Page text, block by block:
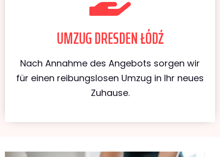
UMZUG DRESDEN ŁÓDŹ
Nach Annahme des Angebots sorgen wir
für einen reibungslosen Umzug in Ihr neues
Zuhause.